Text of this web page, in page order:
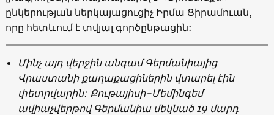
ընկերության ներկայացուցիչ Իրմա Ցիրամուան,
որը հետևում է տվյալ գործընթացին:
Մինչ այդ վերջին անգամ Գերմանիայից
Վրաստանի քաղաքացիներին վտարել էին
փետրվարին: Քութայիսի-Մեմինգեմ
ավիաչվերթով Գերմանիա մեկնած 19 մարդ